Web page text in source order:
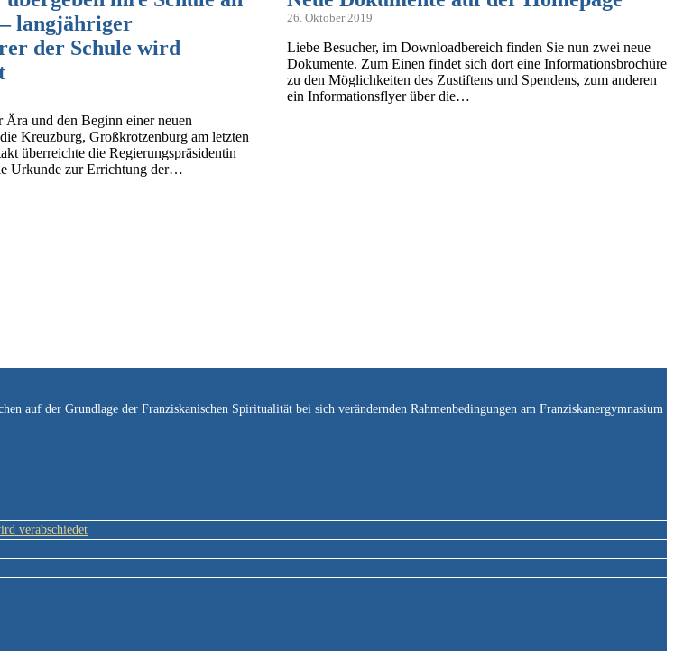
langjähriger
der Schule wird
und den Beginn einer neuen
Kreuzburg, Großkrotzenburg am letzten
überreichte die Regierungspräsidentin
Urkunde zur Errichtung der…
26. Oktober 2019
Liebe Besucher, im Downloadbereich finden Sie nun zwei neue
Dokumente. Zum Einen findet sich dort eine Informationsbrochüre
zu den Möglichkeiten des Zustiftens und Spendens, zum anderen
ein Informationsflyer über die…
der Grundlage der Franziskanischen Spiritualität bei sich verändernden Rahmenbedingungen am Franziskanergymnasium
verabschiedet